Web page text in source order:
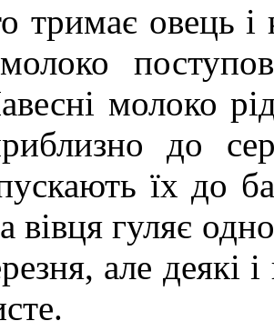
тримає овець і
молоко
до
їх до
вівця гуляє
але деякі